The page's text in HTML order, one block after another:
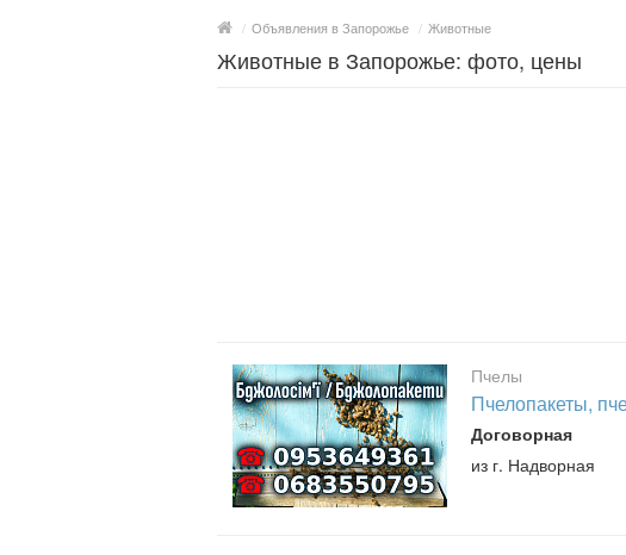
/ Объявления в Запорожье / Животные
Животные в Запорожье: фото, цены
Пчелы
Пчелопакеты,
Договорная
из г. Надворная